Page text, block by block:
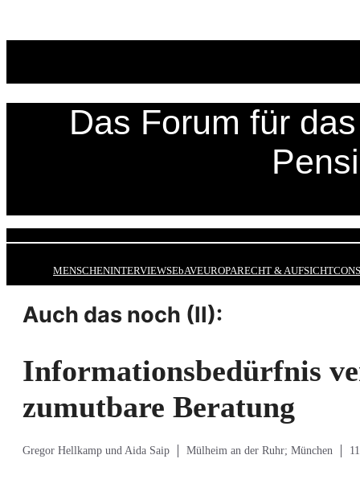
Das Forum für
MENSCHENINTERVIEWSEbAVEUROPARECHT & AUFSICHT
Auch das noch (II):
Informationsbedürfnis
zumutbare Beratung
Gregor Hellkamp und Aida Saip Mülheim an der Ruhr; München